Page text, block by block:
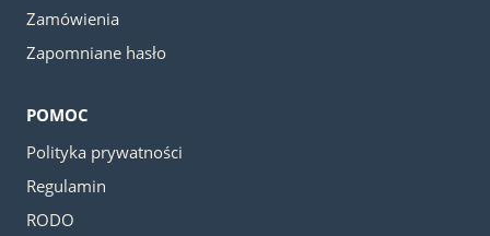
Zamówienia
Zapomniane hasło
POMOC
Polityka prywatności
Regulamin
RODO